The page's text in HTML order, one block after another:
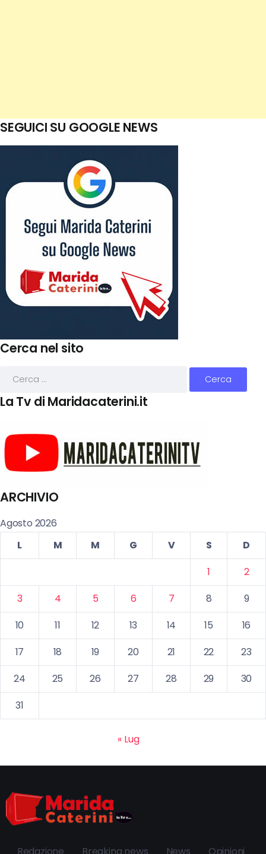
SEGUICI SU GOOGLE NEWS
Cerca nel sito
La Tv di Maridacaterini.it
ARCHIVIO
Agosto 2026
L
M M G V S
D
1
2
3
4 5 6 7 8
9
10
11 12 13 14 15
16
17
18 19 20 21 22
23
24
25 26 27 28 29
30
31
« Lug